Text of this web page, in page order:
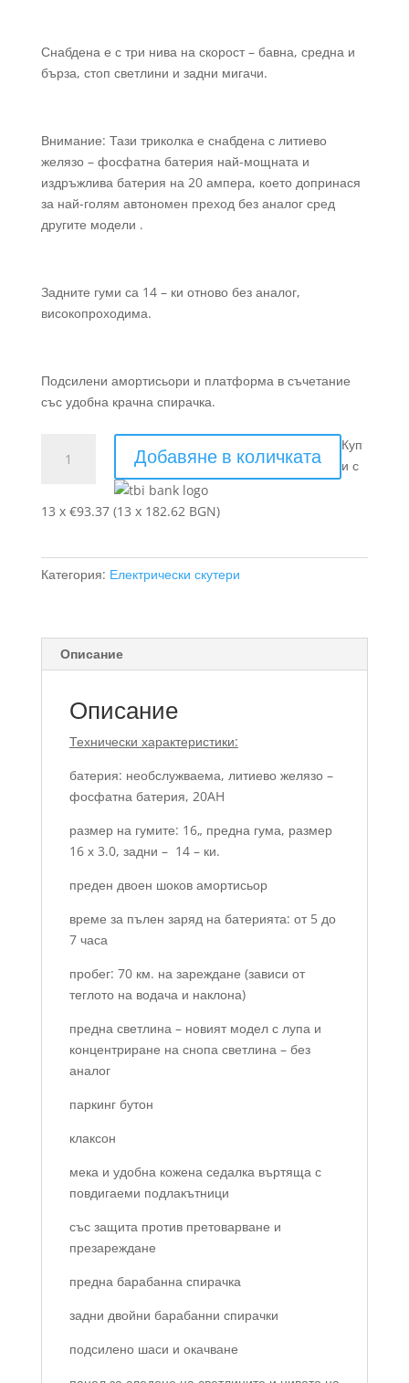
Снабдена е с три нива на скорост – бавна, средна и
бърза, стоп светлини и задни мигачи.
Внимание: Тази триколка е снабдена с литиево
желязо – фосфатна батерия най-мощната и
издръжлива батерия на 20 ампера, което допринася
за най-голям автономен преход без аналог сред
другите модели .
Задните гуми са 14 – ки отново без аналог,
високопроходима.
Подсилени амортисьори и платформа в съчетание
със удобна крачна спирачка.
Електрическа
Триколка
Lux
Добавяне в количката
Куп
и с
13 x €93.37 (13 x 182.62 BGN)
Категория: Електрически скутери
Описание
Описание
Технически характеристики:
батерия: необслужваема, литиево желязо –
фосфатна батерия, 20AH
размер на гумите: 16„ предна гума, размер
16 х 3.0, задни – 14 – ки.
преден двоен шоков амортисьор
време за пълен заряд на батерията: от 5 до
7 часа
пробег: 70 км. на зареждане (зависи от
теглото на водача и наклона)
предна светлина – новият модел с лупа и
концентриране на снопа светлина – без
аналог
паркинг бутон
клаксон
мека и удобна кожена седалка въртяща с
повдигаеми подлакътници
със защита против претоварване и
презареждане
предна барабанна спирачка
задни двойни барабанни спирачки
подсилено шаси и окачване